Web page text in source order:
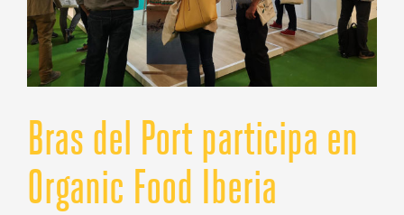
Bras del Port participa en
Organic Food Iberia